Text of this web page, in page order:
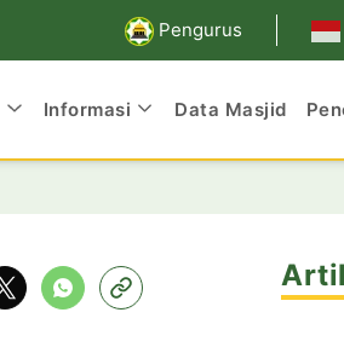
Pengurus
Informasi Data Masjid